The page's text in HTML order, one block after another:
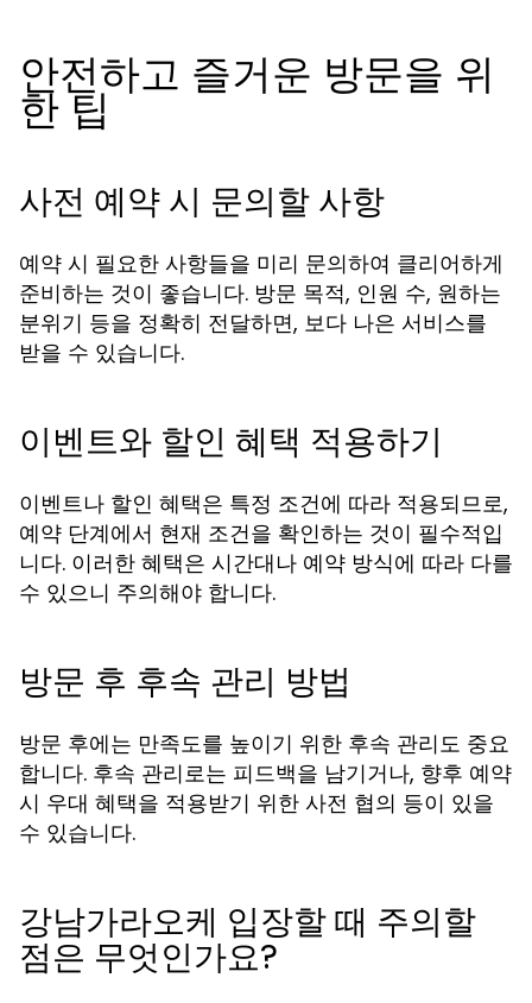
안전하고 즐거운 방문을 위
한 팁
사전 예약 시 문의할 사항
예약 시 필요한 사항들을 미리 문의하여 클리어하게
준비하는 것이 좋습니다. 방문 목적, 인원 수, 원하는
분위기 등을 정확히 전달하면, 보다 나은 서비스를
받을 수 있습니다.
이벤트와 할인 혜택 적용하기
이벤트나 할인 혜택은 특정 조건에 따라 적용되므로,
예약 단계에서 현재 조건을 확인하는 것이 필수적입
니다. 이러한 혜택은 시간대나 예약 방식에 따라 다를
수 있으니 주의해야 합니다.
방문 후 후속 관리 방법
방문 후에는 만족도를 높이기 위한 후속 관리도 중요
합니다. 후속 관리로는 피드백을 남기거나, 향후 예약
시 우대 혜택을 적용받기 위한 사전 협의 등이 있을
수 있습니다.
강남가라오케 입장할 때 주의할
점은 무엇인가요?